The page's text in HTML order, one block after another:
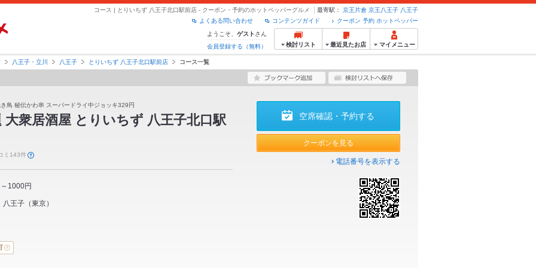
コース | とりいちず 八王子北口駅前店 - クーポン・予約のホットペッパーグルメ 最寄駅： 京王片倉 京王八王子 八王子
クーポン 予約 ホットペッパー
コンテンツガイド
よくある問い合わせ
ようこそ、 ゲスト さん
会員登録する（無料）
検討リスト 最近見たお店 マイメニュー
八王子・立川 八王子 とりいちず 八王子北口駅前店 コース一覧
鳥 秘伝かわ串 スーパードライ中ジョッキ329円
大衆居酒屋 とりいちず 八王子北口駅
ミ143件
1000円
八王子 （東京）
空席確認・予約する
クーポンを見る
電話番号を表示する